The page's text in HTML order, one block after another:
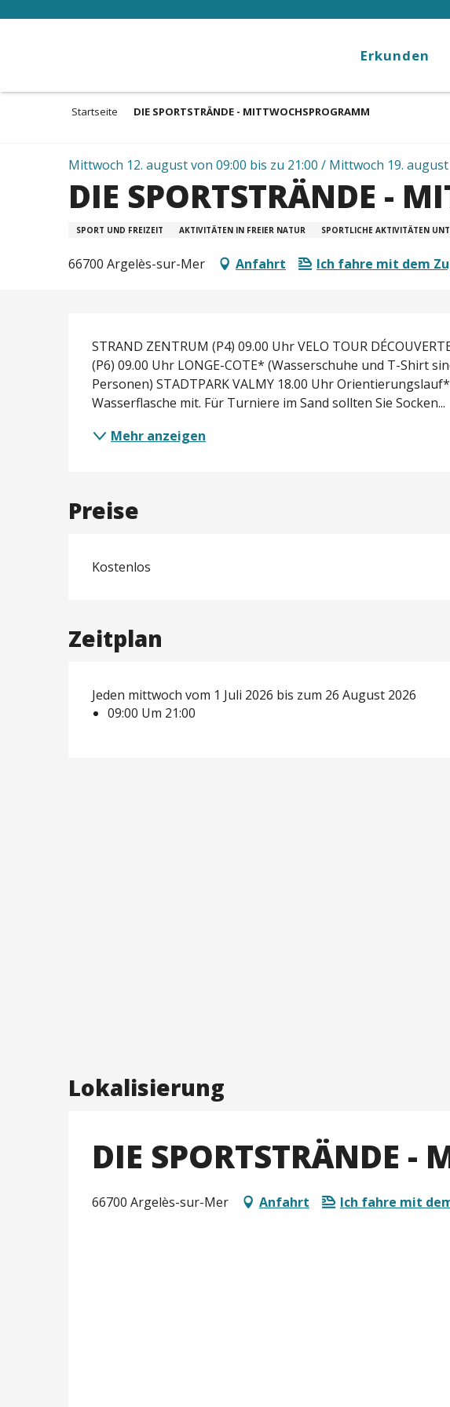
Erkunden
Startseite DIE SPORTSTRÄNDE - MITTWOCHSPROGRAMM
Mittwoch 12. august von 09:00 bis zu 21:00 / Mittwoch 19. august
DIE SPORTSTRÄNDE -
SPORT UND FREIZEIT AKTIVITÄTEN IN FREIER NATUR SPORTLICHE AKTIVITÄTEN
66700 Argelès-sur-Mer Anfahrt Ich fahre mit dem
Beschreibung
STRAND ZENTRUM (P4) 09.00 Uhr VELO TOUR
(P6) 09.00 Uhr LONGE-COTE* (Wasserschuhe und T-Shirt
Personen) STADTPARK VALMY 18.00 Uhr
Wasserflasche mit. Für Turniere im Sand sollten Sie Socken...
Mehr anzeigen
Preise
Kostenlos
Zeitplan
Jeden mittwoch vom 1 Juli 2026 bis zum 26 August 2026
09:00 Um 21:00
Lokalisierung
DIE SPORTSTRÄNDE -
66700 Argelès-sur-Mer Anfahrt Ich fahre mit